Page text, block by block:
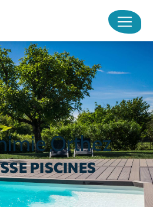
Orthez
PISCINES